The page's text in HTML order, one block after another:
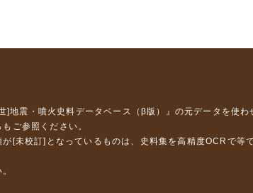
]地震・噴火史料データベース（β版）』 の元データを使わ
もご参照ください。
[未校訂]となっているものは、史料集を高精度OCRで